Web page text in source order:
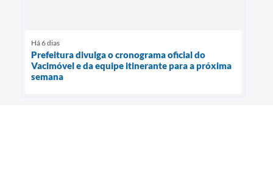
Há 6 dias
Prefeitura divulga o cronograma oficial do
Vacimóvel e da equipe itinerante para a próxima
semana